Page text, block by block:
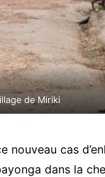
de Miriki
nouveau cas
dans la